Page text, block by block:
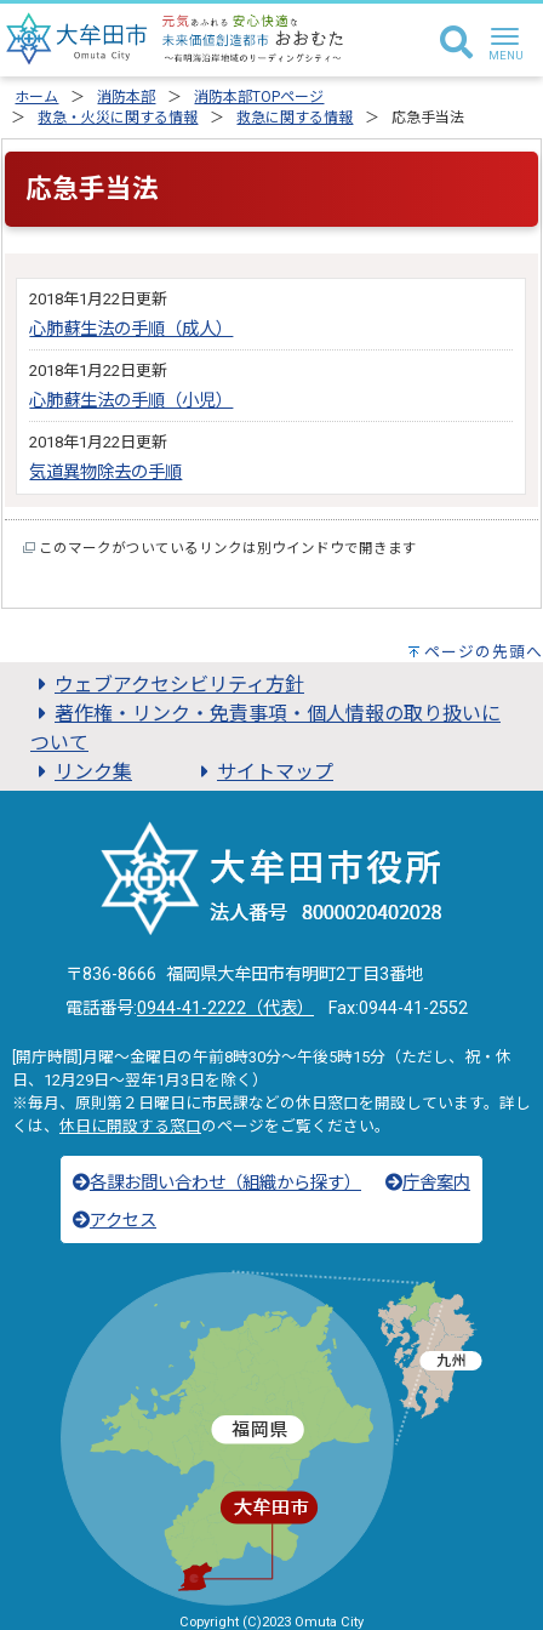
ホーム 消防本部
消防本部TOPページ
救急・火災に関する情報
救急に関する情報 応急手当法
応急手当法
2018年1月22日更新
心肺蘇生法の手順（成人）
2018年1月22日更新
心肺蘇生法の手順（小児）
2018年1月22日更新
気道異物除去の手順
このマークがついているリンクは別ウインドウで開きます
ページの先頭へ
ウェブアクセシビリティ方針
著作権・リンク・免責事項・個人情報の取り扱いに
ついて
リンク集
サイトマップ
〒836-8666 福岡県大牟田市有明町2丁目3番地
電話番号:0944-41-2222（代表） Fax:0944-41-2552
[開庁時間]月曜～金曜日の午前8時30分～午後5時15分（ただし、祝・休
日、12月29日～翌年1月3日を除く）
※毎月、原則第２日曜日に市民課などの休日窓口を開設しています。詳し
くは、 休日に開設する窓口のページをご覧ください。
各課お問い合わせ（組織から探す）
庁舎案内
アクセス
Copyright (C)2023 Omuta City